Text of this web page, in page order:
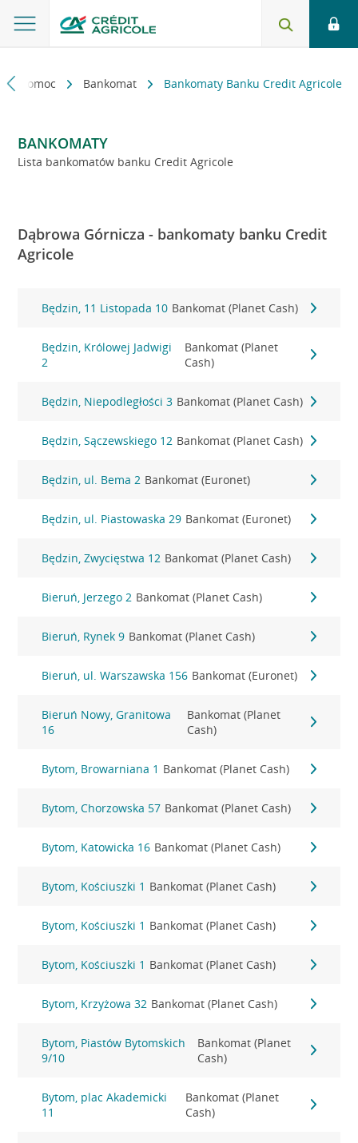
i pomoc Bankomat Bankomaty Banku Credit Agricole
BANKOMATY
Lista bankomatów banku Credit Agricole
Dąbrowa Górnicza - bankomaty banku Credit
Agricole
Będzin, 11 Listopada 10 Bankomat (Planet Cash)
Będzin, Królowej Jadwigi
2
Bankomat (Planet
Cash)
Będzin, Niepodległości 3 Bankomat (Planet Cash)
Będzin, Sączewskiego 12 Bankomat (Planet Cash)
Będzin, ul. Bema 2 Bankomat (Euronet)
Będzin, ul. Piastowaska 29 Bankomat (Euronet)
Będzin, Zwycięstwa 12 Bankomat (Planet Cash)
Bieruń, Jerzego 2 Bankomat (Planet Cash)
Bieruń, Rynek 9 Bankomat (Planet Cash)
Bieruń, ul. Warszawska 156 Bankomat (Euronet)
Bieruń Nowy, Granitowa
16
Bankomat (Planet
Cash)
Bytom, Browarniana 1 Bankomat (Planet Cash)
Bytom, Chorzowska 57 Bankomat (Planet Cash)
Bytom, Katowicka 16 Bankomat (Planet Cash)
Bytom, Kościuszki 1 Bankomat (Planet Cash)
Bytom, Kościuszki 1 Bankomat (Planet Cash)
Bytom, Kościuszki 1 Bankomat (Planet Cash)
Bytom, Krzyżowa 32 Bankomat (Planet Cash)
Bytom, Piastów Bytomskich
9/10
Bankomat (Planet
Cash)
Bytom, plac Akademicki
11
Bankomat (Planet
Cash)